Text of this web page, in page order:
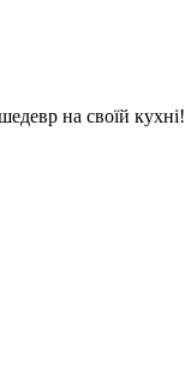
на своїй кухні!